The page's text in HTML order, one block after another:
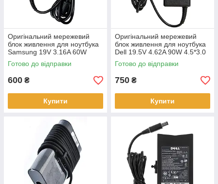
Оригінальний мережевий
блок живлення для ноутбука
Samsung 19V 3.16A 60W
5.5*3.0 mm прямокутний без
кабеля 220V
Готово до відправки
600 ₴
Купити
Оригінальний мережевий
блок живлення для ноутбука
Dell 19.5V 4.62A 90W 4.5*3.0
mm прямокутний
Готово до відправки
750 ₴
Купити